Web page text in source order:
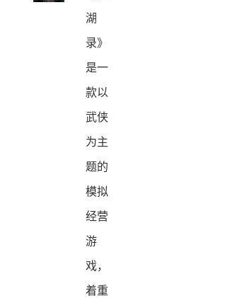
湖
录》
是一
款以
武侠
为主
题的
模拟
经营
游
戏，
着重